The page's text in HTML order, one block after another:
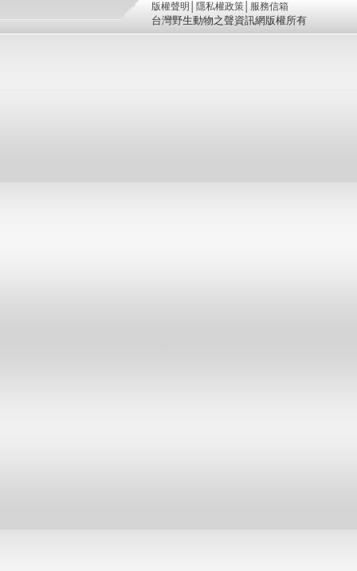
版權聲明 隱私權政策 服務信箱
台灣野生動物之聲資訊網版權所有